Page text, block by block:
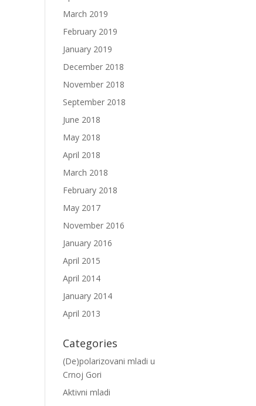
March 2019
February 2019
January 2019
December 2018
November 2018
September 2018
June 2018
May 2018
April 2018
March 2018
February 2018
May 2017
November 2016
January 2016
April 2015
April 2014
January 2014
April 2013
Categories
(De)polarizovani mladi u
Crnoj Gori
Aktivni mladi